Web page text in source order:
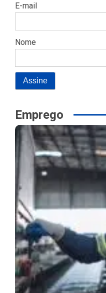
E-mail
Nome
Emprego